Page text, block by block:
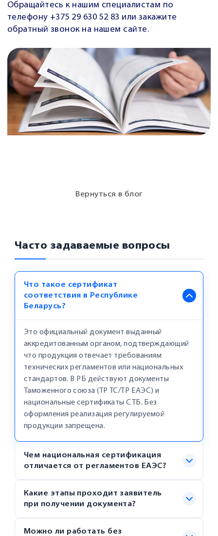
Обращайтесь к нашим специалистам по
телефону +375 29 630 52 83 или закажите
обратный звонок на нашем сайте.
Вернуться в блог
Часто задаваемые вопросы
Что такое сертификат
соответствия в Республике
Беларусь?
Это официальный документ выданный
аккредитованным органом, подтверждающий
что продукция отвечает требованиям
технических регламентов или национальных
стандартов. В РБ действуют документы
Таможенного союза (ТР ТС/ТР ЕАЭС) и
национальные сертификаты СТБ. Без
оформления реализация регулируемой
продукции запрещена.
Чем национальная сертификация
отличается от регламентов ЕАЭС?
Какие этапы проходит заявитель
при получении документа?
Можно ли работать без